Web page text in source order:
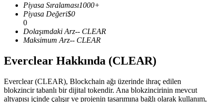
Hisse senetleri, döviz, değerli metaller ve emtia türevleri
Piyasa Sıralaması1000+
Piyasa Değeri$0
0
Dolaşımdaki Arz-- CLEAR
Maksimum Arz-- CLEAR
Everclear Hakkında (CLEAR)
Everclear (CLEAR), Blockchain ağı üzerinde ihraç edilen
blokzincir tabanlı bir dijital tokendir. Ana blokzincirinin mevcut
altyapısı içinde çalışır ve projenin tasarımına bağlı olarak kullanım,